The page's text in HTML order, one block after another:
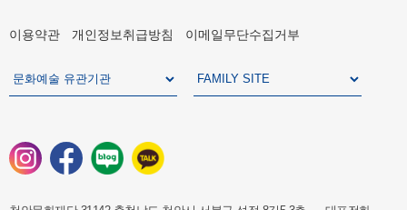
이용약관 개인정보취급방침 이메일무단수집거부